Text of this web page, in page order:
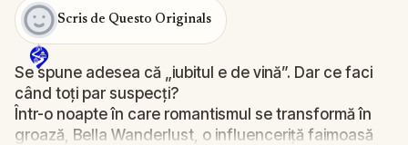
Scris de Questo Originals
Se spune adesea că „iubitul e de vină”. Dar ce faci
când toți par suspecți?
Într-o noapte în care romantismul se transformă în
groază, Bella Wanderlust, o influenceriță faimoasă